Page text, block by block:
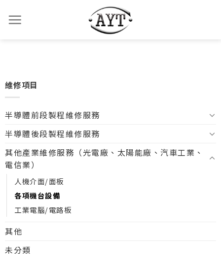
維修項目
半導體前段製程維修服務
半導體後段製程維修服務
其他產業維修服務（光電廠、太陽能廠、汽車工業、
電信業）
人機介面/面板
各項機台設備
工業電腦/電路板
其他
未分類